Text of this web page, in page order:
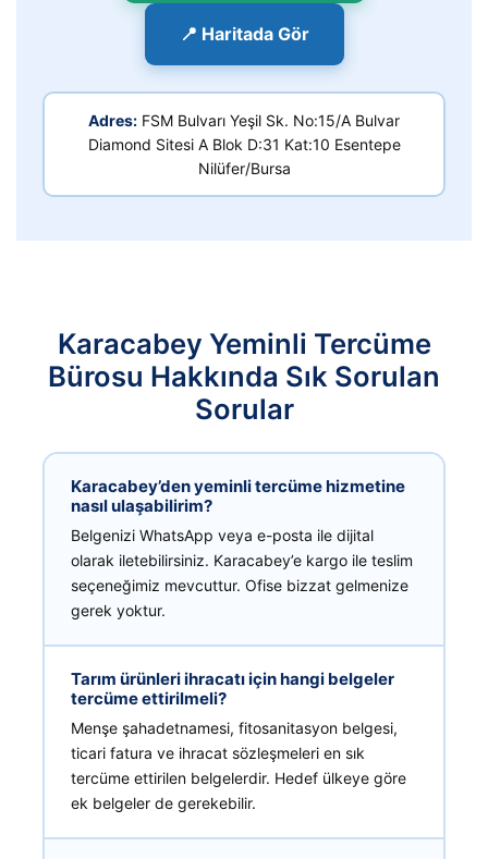
📍 Haritada Gör
Adres: FSM Bulvarı Yeşil Sk. No:15/A Bulvar
Diamond Sitesi A Blok D:31 Kat:10 Esentepe
Nilüfer/Bursa
Karacabey Yeminli Tercüme
Bürosu Hakkında Sık Sorulan
Sorular
Karacabey’den yeminli tercüme hizmetine
nasıl ulaşabilirim?
Belgenizi WhatsApp veya e-posta ile dijital
olarak iletebilirsiniz. Karacabey’e kargo ile teslim
seçeneğimiz mevcuttur. Ofise bizzat gelmenize
gerek yoktur.
Tarım ürünleri ihracatı için hangi belgeler
tercüme ettirilmeli?
Menşe şahadetnamesi, fitosanitasyon belgesi,
ticari fatura ve ihracat sözleşmeleri en sık
tercüme ettirilen belgelerdir. Hedef ülkeye göre
ek belgeler de gerekebilir.